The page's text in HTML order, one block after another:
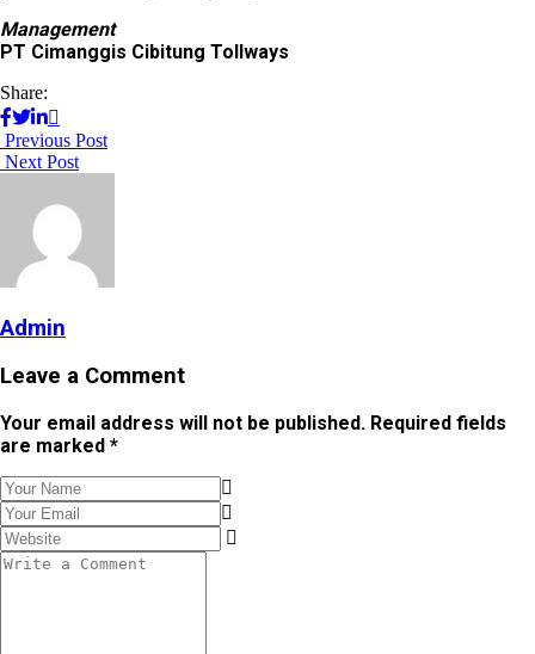
Management
PT Cimanggis Cibitung Tollways
Share:
Previous Post
Next Post
Admin
Leave a Comment
Your email address will not be published. Required fields
are marked *